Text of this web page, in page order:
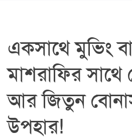
একসাথে মুভিং
মাশরাফির
আর জিতুন
উপহার!